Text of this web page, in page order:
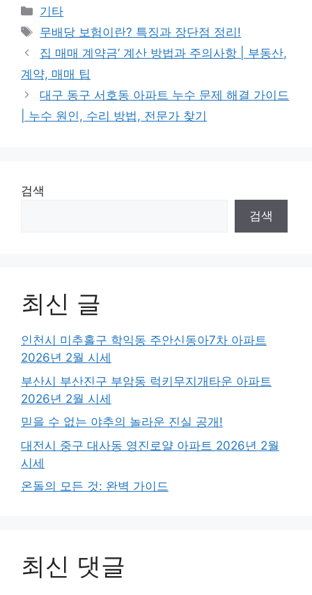
Categories
기타
Tags
무배당 보험이란? 특징과 장단점 정리!
집 매매 계약금’ 계산 방법과 주의사항 | 부동산,
계약, 매매 팁
대구 동구 서호동 아파트 누수 문제 해결 가이드
| 누수 원인, 수리 방법, 전문가 찾기
검색
검색
최신 글
인천시 미추홀구 학익동 주안신동아7차 아파트
2026년 2월 시세
부산시 부산진구 부암동 럭키무지개타운 아파트
2026년 2월 시세
믿을 수 없는 야추의 놀라운 진실 공개!
대전시 중구 대사동 영진로얄 아파트 2026년 2월
시세
온돌의 모든 것: 완벽 가이드
최신 댓글